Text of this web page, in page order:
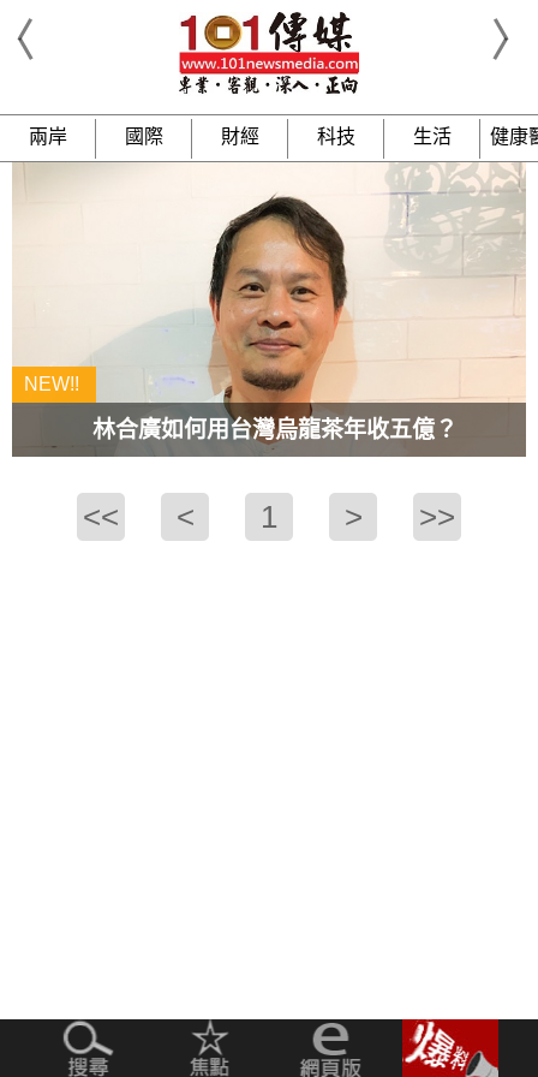
兩岸 國際 財經 科技 生活 健康
林合廣如何用台灣烏龍茶年收五億？
<< < 1 > >>